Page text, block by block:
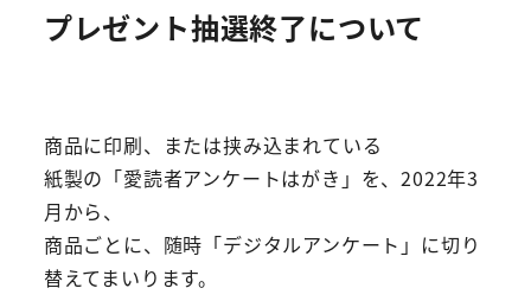
プレゼント抽選終了について
商品に印刷、または挟み込まれている
紙製の「愛読者アンケートはがき」を、2022年3
月から、
商品ごとに、随時「デジタルアンケート」に切り
替えてまいります。